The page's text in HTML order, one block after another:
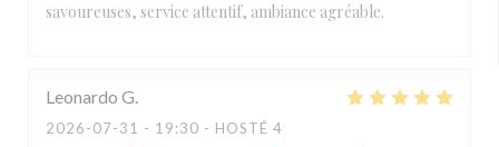
savoureuses, service attentif, ambiance agréable.
Leonardo G
2026-07-31 - 19:30 - HOSTÉ 4